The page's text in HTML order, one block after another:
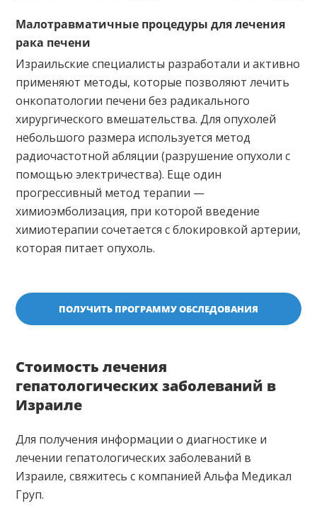
Малотравматичные процедуры для лечения
рака печени
Израильские специалисты разработали и активно
применяют методы, которые позволяют лечить
онкопатологии печени без радикального
хирургического вмешательства. Для опухолей
небольшого размера используется метод
радиочастотной абляции (разрушение опухоли с
помощью электричества). Еще один
прогрессивный метод терапии —
химиоэмболизация, при которой введение
химиотерапии сочетается с блокировкой артерии,
которая питает опухоль.
ПОЛУЧИТЬ ПРОГРАММУ ОБСЛЕДОВАНИЯ
Стоимость лечения
гепатологических заболеваний в
Израиле
Для получения информации о диагностике и
лечении гепатологических заболеваний в
Израиле, свяжитесь с компанией Альфа Медикал
Груп.